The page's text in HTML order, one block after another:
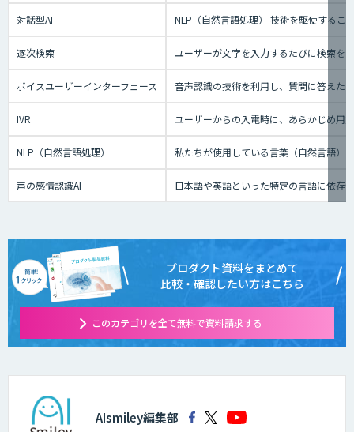
対話型AI NLP（自然言語処理） 技術を駆使するこ
逐次検索 ユーザーが文字を入力するたびに検索を
ボイスユーザーインターフェース 音声認識の技術を利用し、質問に答えた
IVR ユーザーからの入電時に、あらかじめ用
NLP（自然言語処理） 私たちが使用している言葉（自然言語）
声の感情認識AI 日本語や英語といった特定の言語に依存
プロダクト資料をまとめて
比較・確認したい方はこちら
このカテゴリを全て無料で資料請求する
AIsmiley編集部